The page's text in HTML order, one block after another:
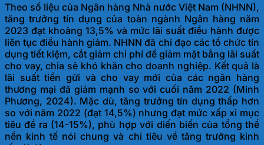
Theo số liệu của Ngân hàng Nhà nước Việt Nam (NHNN),
tăng trưởng tín dụng của toàn ngành Ngân hàng năm
2023 đạt khoảng 13,5% và mức lãi suất điều hành được
liên tục điều hành giảm. NHNN đã chỉ đạo các tổ chức tín
dụng tiết kiệm, cắt giảm chi phí để giảm mặt bằng lãi suất
cho vay, chia sẻ khó khăn cho doanh nghiệp. Kết quả là
lãi suất tiền gửi và cho vay mới của các ngân hàng
thương mại đã giảm mạnh so với cuối năm 2022 (Minh
Phương, 2024). Mặc dù, tăng trưởng tín dụng thấp hơn
so với năm 2022 (đạt 14,5%) nhưng đạt mức xấp xỉ mục
tiêu đề ra (14-15%), phù hợp với diến biến của tổng thể
nền kinh tế nói chung và chỉ tiêu về tăng trưởng kinh